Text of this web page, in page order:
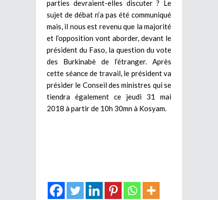
parties devraient-elles discuter ? Le
sujet de débat n’a pas été communiqué
mais, il nous est revenu que la majorité
et l’opposition vont aborder, devant le
président du Faso, la question du vote
des Burkinabè de l’étranger. Après
cette séance de travail, le président va
présider le Conseil des ministres qui se
tiendra également ce jeudi 31 mai
2018 à partir de 10h 30mn à Kosyam.